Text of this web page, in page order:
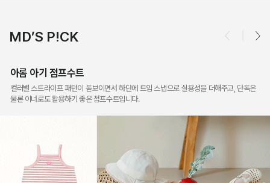
MD’S P!CK
아롬 아기 점프수트
컬러별 스트라이프 패턴이 돋보이면서 하단에 트임 스냅으로 실용성을 더해주고, 단독은
물론 이너로도 활용하기 좋은 점프수트입니다.